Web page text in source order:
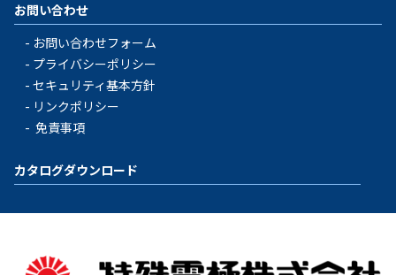
お問い合わせ
お問い合わせフォーム
プライバシーポリシー
セキュリティ基本方針
リンクポリシー
免責事項
カタログダウンロード